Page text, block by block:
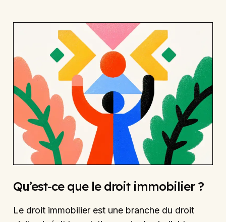
Qu’est-ce que le droit immobilier ?
Le droit immobilier est une branche du droit